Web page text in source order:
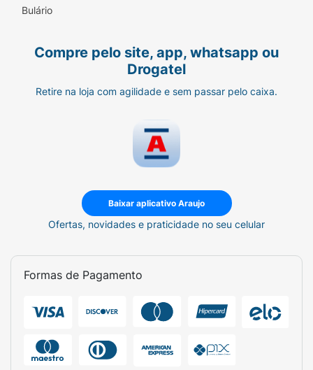
Bulário
Compre pelo site, app, whatsapp ou
Drogatel
Retire na loja com agilidade e sem passar pelo caixa.
Baixar aplicativo Araujo
Ofertas, novidades e praticidade no seu celular
Formas de Pagamento